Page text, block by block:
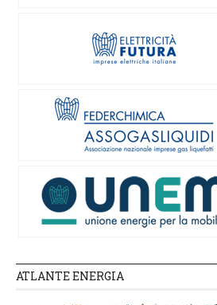
ATLANTE ENERGIA